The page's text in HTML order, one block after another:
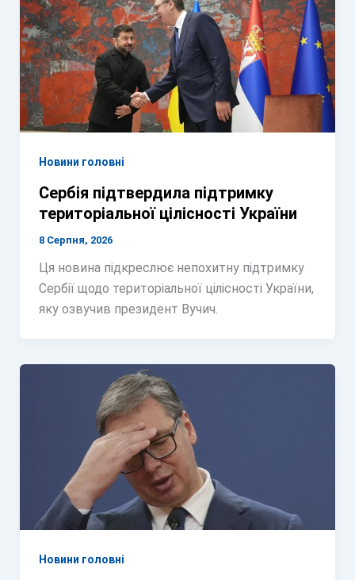
Новини головні
Сербія підтвердила підтримку
територіальної цілісності України
8 Серпня, 2026
Ця новина підкреслює непохитну підтримку
Сербії щодо територіальної цілісності України,
яку озвучив президент Вучич.
Новини головні